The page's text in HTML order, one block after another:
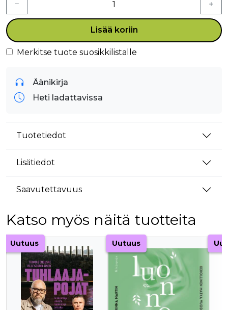
Lisää koriin
Merkitse tuote suosikkilistalle
Äänikirja
Heti ladattavissa
Tuotetiedot
Lisätiedot
Saavutettavuus
Katso myös näitä tuotteita
Tuoteluettelon alku
Uutuus Uutuus